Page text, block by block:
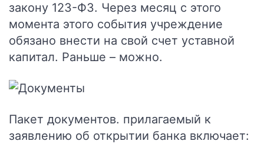
закону 123-ФЗ. Через месяц с этого
момента этого события учреждение
обязано внести на свой счет уставной
капитал. Раньше – можно.
Пакет документов. прилагаемый к
заявлению об открытии банка включает: